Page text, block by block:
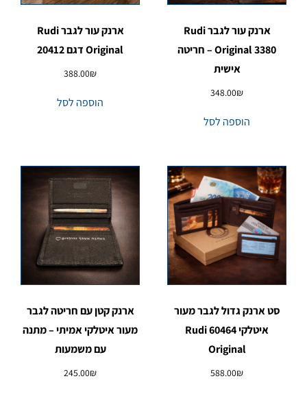
ארנק עור לגבר Rudi
Original 3380 – חריטה
אישית
348.00₪
הוספה לסל
ארנק עור לגבר Rudi
Original דגם 20412
388.00₪
הוספה לסל
סט ארנק גדול לגבר מעור
איטלקי 60464 Rudi
Original
588.00₪
ארנק קטן עם חריטה לגבר
מעור איטלקי אמיתי – מתנה
עם משמעות
245.00₪